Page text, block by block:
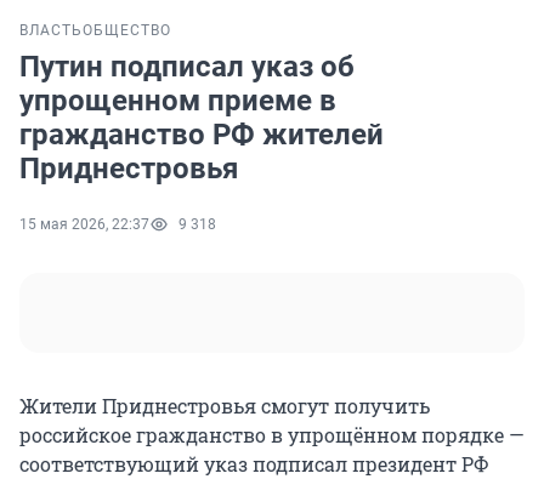
ВЛАСТЬОБЩЕСТВО
Путин подписал указ об
упрощенном приеме в
гражданство РФ жителей
Приднестровья
15 мая 2026, 22:37 9 318
Жители Приднестровья смогут получить
российское гражданство в упрощённом порядке —
соответствующий указ подписал президент РФ